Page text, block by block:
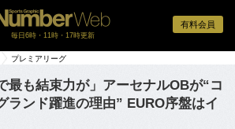
有料会員
毎日6時・11時・17時更新
プレミアリーグ
最も結束力が」アーセナルOBが“コ
ランド躍進の理由” EURO序盤はイ